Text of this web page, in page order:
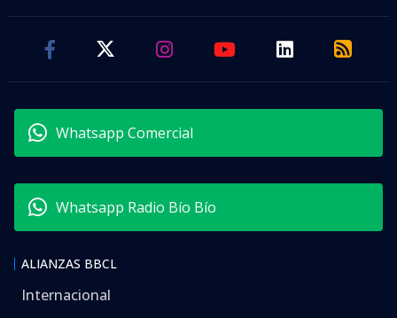
Whatsapp Comercial
Whatsapp Radio Bío Bío
ALIANZAS BBCL
Internacional